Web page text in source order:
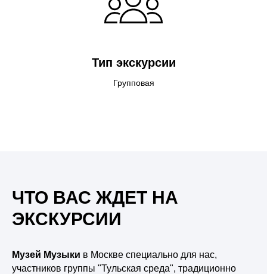
Тип экскурсии
Групповая
ЧТО ВАС ЖДЕТ НА
ЭКСКУРСИИ
Музей Музыки в Москве специально для нас,
участников группы "Тульская среда", традиционно